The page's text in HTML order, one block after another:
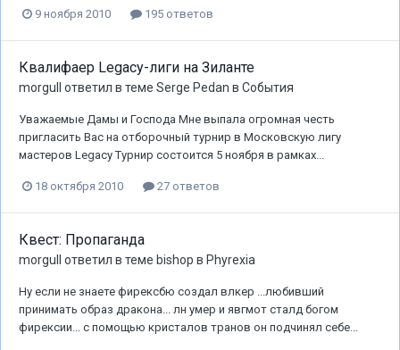
9 ноября 2010 195 ответов
Квалифаер Legacy-лиги на Зиланте
morgull ответил в теме Serge Pedan в События
Уважаемые Дамы и Господа Мне выпала огромная честь
пригласить Вас на отборочный турнир в Московскую лигу
мастеров Legacy Турнир состоится 5 ноября в рамках...
18 октября 2010 27 ответов
Квест: Пропаганда
morgull ответил в теме bishop в Phyrexia
Ну если не знаете фирексбю создал влкер ...любивший
принимать образ дракона... лн умер и явгмот сталд богом
фирексии... с помощью кристалов транов он подчинял себе...